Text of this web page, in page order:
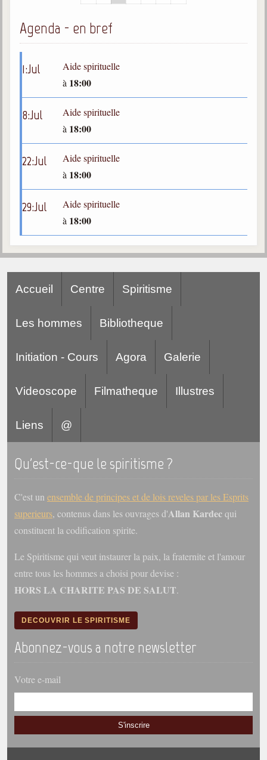
Maximes
séance d'aide spirituelle
Enseignement
L'Agora
Posez-nous des questions
Consultez les réponses
Posez votre question
Galerie photos
Filmothèque
Les Illustrés
Vidéos courtes de Divaldo
Belgique, Lux. et Canada
Fédérations spirites
Agenda - en bref
1:Jul
Aide spirituelle
à 18:00
8:Jul
Aide spirituelle
à 18:00
22:Jul
Aide spirituelle
à 18:00
29:Jul
Aide spirituelle
à 18:00
Accueil Centre Spiritisme
Les hommes Bibliotheque
Initiation - Cours Agora Galerie
Videoscope Filmatheque Illustres
Liens @
Qu'est-ce-que le spiritisme ?
C'est un ensemble de principes et de lois reveles par les Esprits
superieurs, contenus dans les ouvrages d'Allan Kardecqui
constituent la codification spirite.
Le Spiritisme qui veut instaurer la paix, la fraternite et l'amour
entre tous les hommes a choisi pour devise :
HORS LA CHARITE PAS DE SALUT.
DECOUVRIR LE SPIRITISME
Abonnez-vous a notre newsletter
Votre e-mail
S'inscrire